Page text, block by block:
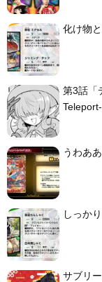
化け物
第3話「
Teleport-
うわあ
しっか
サブリ